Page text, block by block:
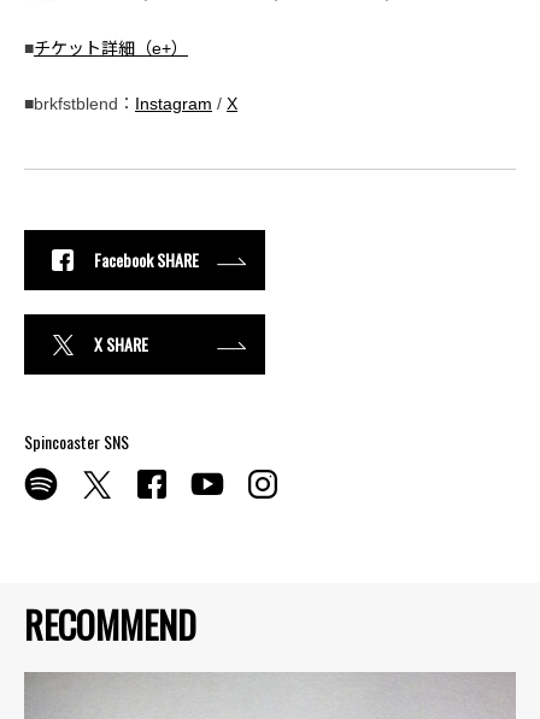
RECOMMEND
■チケット詳細（e+）
■brkfstblend： Instagram / X
Facebook SHARE
X SHARE
Spincoaster SNS